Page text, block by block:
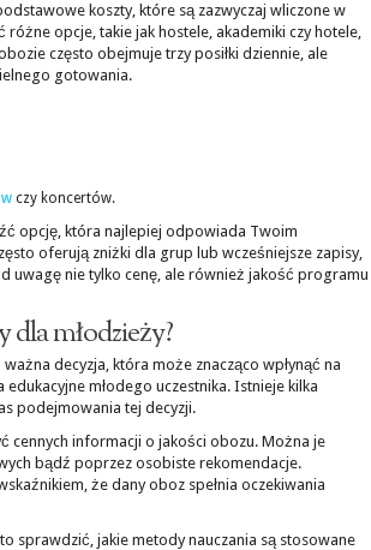
koszty, które są zazwyczaj wliczone w
opcje, takie jak hostele, akademiki czy hotele,
często obejmuje trzy posiłki dziennie, ale
gotowania.
czy koncertów.
opcję, która najlepiej odpowiada Twoim
oferują zniżki dla grup lub wcześniejsze zapisy,
uwagę nie tylko cenę, ale również jakość programu
młodzieży?
decyzja, która może znacząco wpłynąć na
młodego uczestnika. Istnieje kilka
podejmowania tej decyzji.
cennych informacji o jakości obozu. Można je
bądź poprzez osobiste rekomendacje.
że dany oboz spełnia oczekiwania
sprawdzić, jakie metody nauczania są stosowane